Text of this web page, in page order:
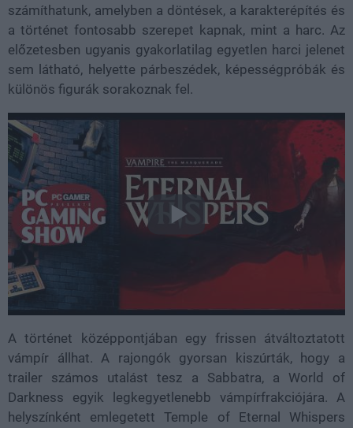
számíthatunk, amelyben a döntések, a karakterépítés és
a történet fontosabb szerepet kapnak, mint a harc. Az
előzetesben ugyanis gyakorlatilag egyetlen harci jelenet
sem látható, helyette párbeszédek, képességpróbák és
különös figurák sorakoznak fel.
A történet középpontjában egy frissen átváltoztatott
vámpír állhat. A rajongók gyorsan kiszúrták, hogy a
trailer számos utalást tesz a Sabbatra, a World of
Darkness egyik legkegyetlenebb vámpírfrakciójára. A
helyszínként emlegetett Temple of Eternal Whispers